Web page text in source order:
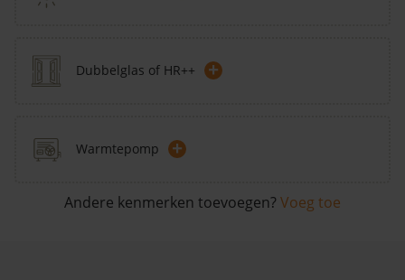
Dubbelglas of HR++ +
Warmtepomp +
Andere kenmerken toevoegen? Voeg toe